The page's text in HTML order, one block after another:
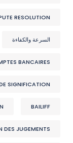
RESOLUTION
السرعة والكفاءة
BANCAIRES
SIGNIFICATION
BAILIFF
DES JUGEMENTS